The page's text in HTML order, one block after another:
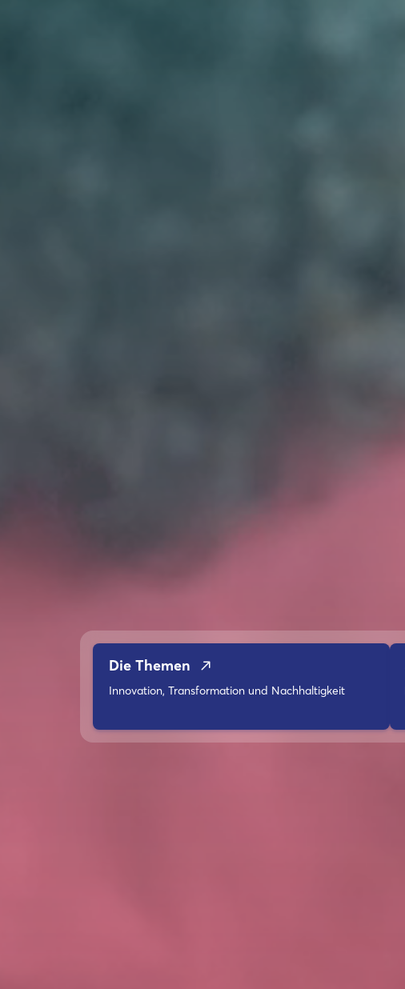
Die Themen
Innovation, Transformation und Nachhaltigkeit